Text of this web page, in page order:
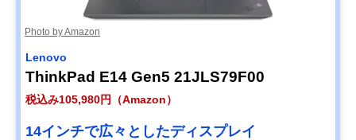
Photo by Amazon
Lenovo
ThinkPad E14 Gen5 21JLS79F00
税込み105,980円（Amazon）
14インチで広々としたディスプレイ